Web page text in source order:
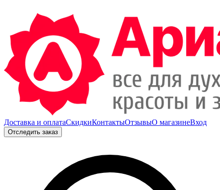
Доставка и оплатаСкидкиКонтактыОтзывыО магазинеВход
Отследить заказ